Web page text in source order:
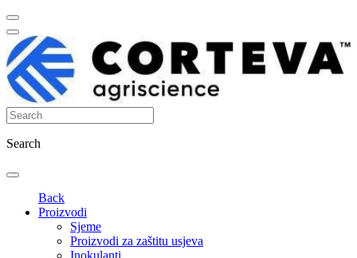
Search
Back
Proizvodi
Sjeme
Proizvodi za zaštitu usjeva